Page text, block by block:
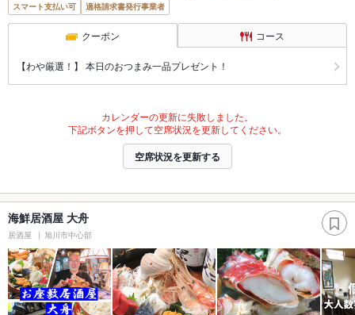
スマート支払い可
適格請求書発行事業者
クーポン コース
【わや厳選！】 本日のおつまみ一品プレゼント！
カレンダーの更新に失敗しました。
下記ボタンを押して空席状況を更新してください。
空席状況を更新する
海鮮居酒屋 大舟
居酒屋 旭川市中心部